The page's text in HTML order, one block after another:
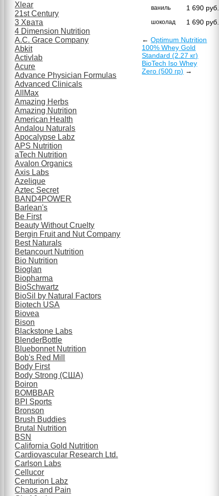
ваниль 1 690 руб.
шоколад 1 690 руб.
←Optimum Nutrition
100% Whey Gold
Standard (2.27 кг)
BioTech Iso Whey
Zero (500 гр) →
Xlear
21st Century
3 Хвата
4 Dimension Nutrition
A.C. Grace Company
Abkit
Activlab
Acure
Advance Physician Formulas
Advanced Clinicals
AllMax
Amazing Herbs
Amazing Nutrition
American Health
Andalou Naturals
Apocalypse Labz
APS Nutrition
aTech Nutrition
Avalon Organics
Axis Labs
Azelique
Aztec Secret
BAND4POWER
Barlean's
Be First
Beauty Without Cruelty
Bergin Fruit and Nut Company
Best Naturals
Betancourt Nutrition
Bio Nutrition
Bioglan
Biopharma
BioSchwartz
BioSil by Natural Factors
Biotech USA
Biovea
Bison
Blackstone Labs
BlenderBottle
Bluebonnet Nutrition
Bob's Red Mill
Body First
Body Strong (США)
Boiron
BOMBBAR
BPI Sports
Bronson
Brush Buddies
Brutal Nutrition
BSN
California Gold Nutrition
Cardiovascular Research Ltd.
Carlson Labs
Cellucor
Centurion Labz
Chaos and Pain